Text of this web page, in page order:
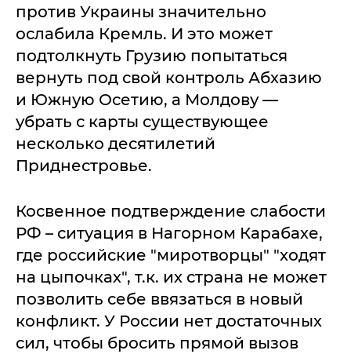
против Украины значительно
ослабила Кремль. И это может
подтолкнуть Грузию попытаться
вернуть под свой контроль Абхазию
и Южную Осетию, а Молдову —
убрать с карты существующее
несколько десятилетий
Приднестровье.
Косвенное подтверждение слабости
РФ – ситуация в Нагорном Карабахе,
где российские "миротворцы" "ходят
на цыпочках", т.к. их страна не может
позволить себе ввязаться в новый
конфликт. У России нет достаточных
сил, чтобы бросить прямой вызов